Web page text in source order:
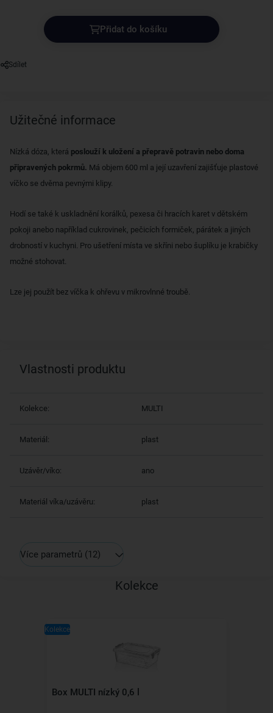
Přidat do košíku
Sdílet
Užitečné informace
Nízká dóza, která poslouží k uložení a přepravě potravin nebo doma
připravených pokrmů. Má objem 600 ml a její uzavření zajišťuje plastové
víčko se dvěma pevnými klipy.
Hodí se také k uskladnění korálků, pexesa či hracích karet v dětském
pokoji anebo například cukrovinek, pečicích formiček, párátek a jiných
drobností v kuchyni. Pro ušetření místa ve skříni nebo šuplíku je krabičky
možné stohovat.
Lze jej použít bez víčka k ohřevu v mikrovlnné troubě.
Vlastnosti produktu
Kolekce: MULTI
Materiál: plast
Uzávěr/víko: ano
Materiál víka/uzávěru: plast
Více parametrů (12)
Kolekce
Kolekce
Box MULTI nízký 0,6 l